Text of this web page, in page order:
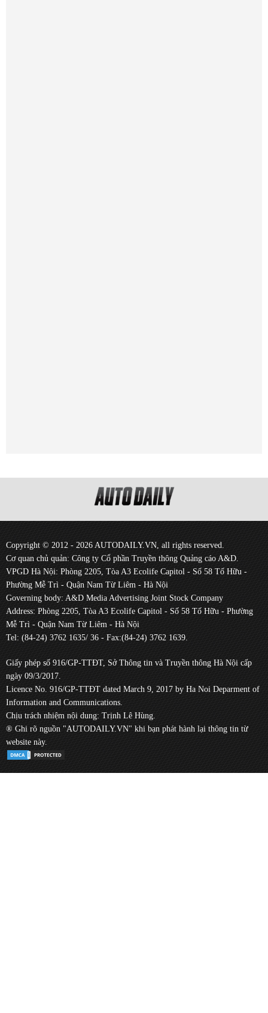
Copyright © 2012 - 2026 AUTODAILY.VN, all rights reserved.
Cơ quan chủ quản: Công ty Cổ phần Truyền thông Quảng cáo A&D.
VPGD Hà Nội: Phòng 2205, Tòa A3 Ecolife Capitol - Số 58 Tố Hữu -
Phường Mễ Trì - Quận Nam Từ Liêm - Hà Nội
Governing body: A&D Media Advertising Joint Stock Company
Address: Phòng 2205, Tòa A3 Ecolife Capitol - Số 58 Tố Hữu - Phường
Mễ Trì - Quận Nam Từ Liêm - Hà Nội
Tel: (84-24) 3762 1635/ 36 - Fax:(84-24) 3762 1639.
Giấy phép số 916/GP-TTĐT, Sở Thông tin và Truyền thông Hà Nội cấp
ngày 09/3/2017.
Licence No. 916/GP-TTĐT dated March 9, 2017 by Ha Noi Deparment of
Information and Communications.
Chịu trách nhiệm nội dung: Trịnh Lê Hùng.
® Ghi rõ nguồn "AUTODAILY.VN" khi bạn phát hành lại thông tin từ
website này.